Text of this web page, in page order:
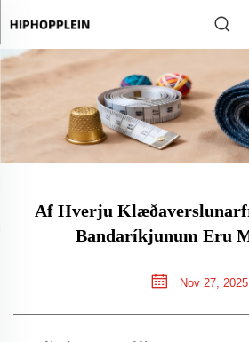
Af Hverju
Bandaríkjunum Eru
Nov 27, 2025